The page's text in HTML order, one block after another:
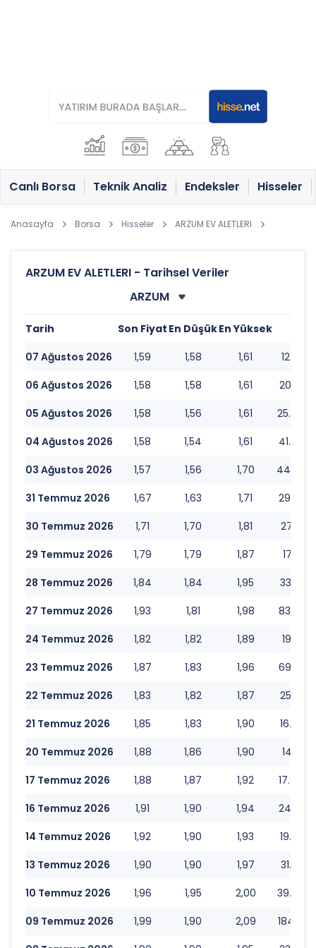
Canlı Borsa Teknik Analiz Endeksler Hisseler
Anasayfa Borsa Hisseler ARZUM EV ALETLERI
ARZUM EV ALETLERI - Tarihsel Veriler
Tarih Son Fiyat En DüşükEn Yüksek
07 Ağustos 2026
1,59 1,58 1,61
06 Ağustos 2026
1,58 1,58 1,61
05 Ağustos 2026
1,58 1,56 1,61
04 Ağustos 2026
1,58 1,54 1,61
03 Ağustos 2026
1,57 1,56 1,70
31 Temmuz 2026
1,67 1,63 1,71
30 Temmuz 2026
1,71 1,70 1,81
29 Temmuz 2026
1,79 1,79 1,87
28 Temmuz 2026
1,84 1,84 1,95
27 Temmuz 2026
1,93 1,81 1,98
24 Temmuz 2026
1,82 1,82 1,89
23 Temmuz 2026
1,87 1,83 1,96
22 Temmuz 2026
1,83 1,82 1,87
21 Temmuz 2026
1,85 1,83 1,90
20 Temmuz 2026
1,88 1,86 1,90
17 Temmuz 2026
1,88 1,87 1,92
16 Temmuz 2026
1,91 1,90 1,94
14 Temmuz 2026
1,92 1,90 1,93
13 Temmuz 2026
1,90 1,90 1,97
10 Temmuz 2026
1,96 1,95 2,00
09 Temmuz 2026
1,99 1,90 2,09